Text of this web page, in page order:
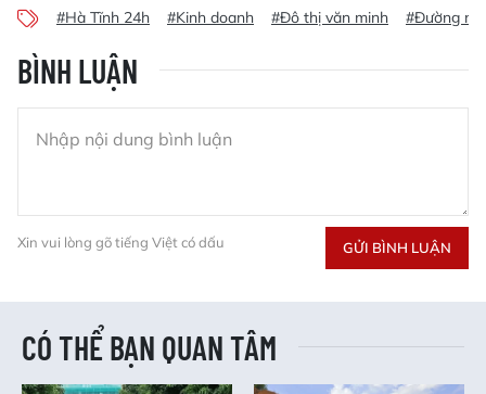
#Hà Tĩnh 24h #Kinh doanh #Đô thị văn minh #Đường
BÌNH LUẬN
Xin vui lòng gõ tiếng Việt có dấu GỬI BÌNH LUẬN
CÓ THỂ BẠN QUAN TÂM